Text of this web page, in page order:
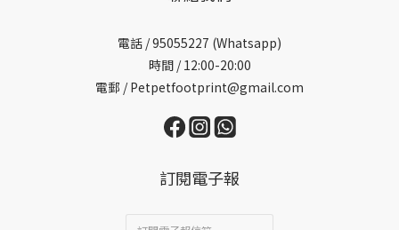
電話 /95055227 (Whatsapp)
時間 / 12:00-20:00
電郵 / Petpetfootprint@gmail.com
訂閱電子報